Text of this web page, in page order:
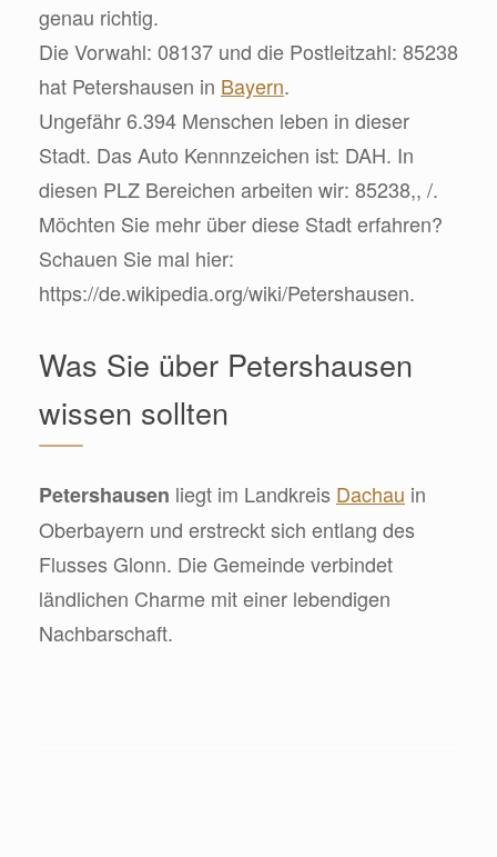
genau richtig.
Die Vorwahl: 08137 und die Postleitzahl: 85238
hat Petershausen in Bayern.
Ungefähr 6.394 Menschen leben in dieser
Stadt. Das Auto Kennnzeichen ist: DAH. In
diesen PLZ Bereichen arbeiten wir: 85238,, /.
Möchten Sie mehr über diese Stadt erfahren?
Schauen Sie mal hier:
https://de.wikipedia.org/wiki/Petershausen.
Was Sie über Petershausen
wissen sollten
Petershausen liegt im Landkreis Dachau in
Oberbayern und erstreckt sich entlang des
Flusses Glonn. Die Gemeinde verbindet
ländlichen Charme mit einer lebendigen
Nachbarschaft.